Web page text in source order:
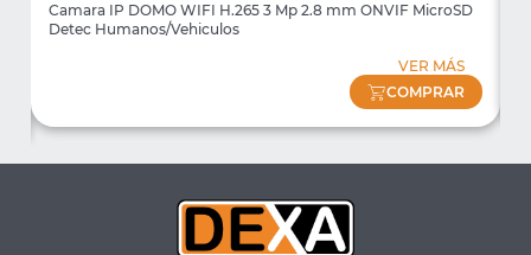
Camara IP DOMO WIFI H.265 3 Mp 2.8 mm ONVIF MicroSD
Detec Humanos/Vehiculos
VER MÁS
COMPRAR